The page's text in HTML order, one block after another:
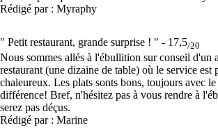
Rédigé par : Myraphy
" Petit restaurant, grande surprise ! " - 17,5/20
Nous sommes allés à l'ébullition sur conseil d'un
restaurant (une dizaine de table) où le service est
chaleureux. Les plats sonts bons, toujours avec
différence! Bref, n'hésitez pas à vous rendre à
serez pas déçus.
Rédigé par : Marine